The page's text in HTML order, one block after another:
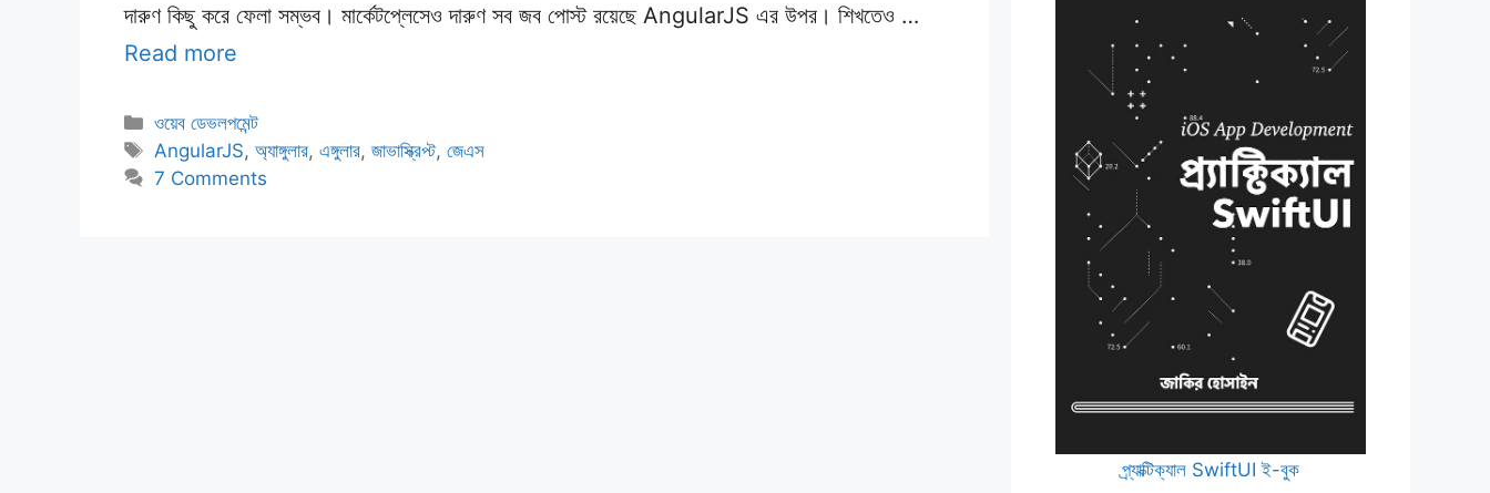
দারুণ কিছু করে ফেলা সম্ভব। মার্কেটপ্লেসেও দারুণ সব জব পোস্ট রয়েছে AngularJS এর উপর। শিখতেও …
Read more
Categories
ওয়েব ডেভলপমেন্ট
Tags
AngularJS,অ্যাঙ্গুলার,এঙ্গুলার,জাভাস্ক্রিপ্ট,জেএস
7 Comments
প্র্যাক্টিক্যাল SwiftUI ই-বুক